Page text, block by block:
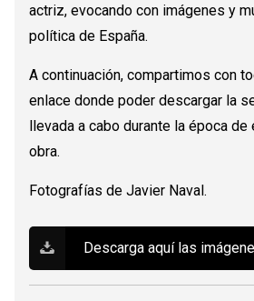
actriz, evocando con imágenes y
política de España.
A continuación, compartimos con
enlace donde poder descargar la
llevada a cabo durante la época
obra.
Fotografías de Javier Naval.
Descarga aquí las